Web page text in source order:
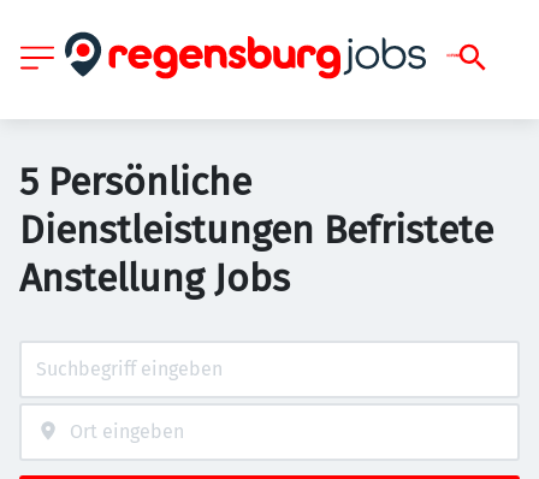
5 Persönliche
Dienstleistungen Befristete
Anstellung Jobs